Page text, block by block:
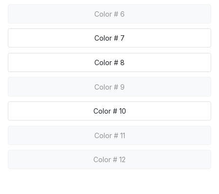
Color # 6
Color # 7
Color # 8
Color # 9
Color # 10
Color # 11
Color # 12